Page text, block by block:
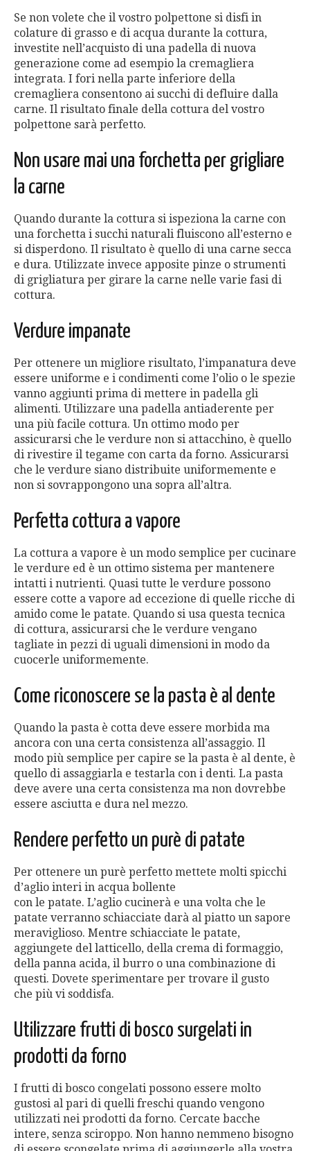
Se non volete che il vostro polpettone si disfi in
colature di grasso e di acqua durante la cottura,
investite nell’acquisto di una padella di nuova
generazione come ad esempio la cremagliera
integrata. I fori nella parte inferiore della
cremagliera consentono ai succhi di defluire dalla
carne. Il risultato finale della cottura del vostro
polpettone sarà perfetto.
Non usare mai una forchetta per grigliare
la carne
Quando durante la cottura si ispeziona la carne con
una forchetta i succhi naturali fluiscono all’esterno e
si disperdono. Il risultato è quello di una carne secca
e dura. Utilizzate invece apposite pinze o strumenti
di grigliatura per girare la carne nelle varie fasi di
cottura.
Verdure impanate
Per ottenere un migliore risultato, l’impanatura deve
essere uniforme e i condimenti come l’olio o le spezie
vanno aggiunti prima di mettere in padella gli
alimenti. Utilizzare una padella antiaderente per
una più facile cottura. Un ottimo modo per
assicurarsi che le verdure non si attacchino, è quello
di rivestire il tegame con carta da forno. Assicurarsi
che le verdure siano distribuite uniformemente e
non si sovrappongono una sopra all’altra.
Perfetta cottura a vapore
La cottura a vapore è un modo semplice per cucinare
le verdure ed è un ottimo sistema per mantenere
intatti i nutrienti. Quasi tutte le verdure possono
essere cotte a vapore ad eccezione di quelle ricche di
amido come le patate. Quando si usa questa tecnica
di cottura, assicurarsi che le verdure vengano
tagliate in pezzi di uguali dimensioni in modo da
cuocerle uniformemente.
Come riconoscere se la pasta è al dente
Quando la pasta è cotta deve essere morbida ma
ancora con una certa consistenza all’assaggio. Il
modo più semplice per capire se la pasta è al dente, è
quello di assaggiarla e testarla con i denti. La pasta
deve avere una certa consistenza ma non dovrebbe
essere asciutta e dura nel mezzo.
Rendere perfetto un purè di patate
Per ottenere un purè perfetto mettete molti spicchi
d’aglio interi in acqua bollente
con le patate. L’aglio cucinerà e una volta che le
patate verranno schiacciate darà al piatto un sapore
meraviglioso. Mentre schiacciate le patate,
aggiungete del latticello, della crema di formaggio,
della panna acida, il burro o una combinazione di
questi. Dovete sperimentare per trovare il gusto
che più vi soddisfa.
Utilizzare frutti di bosco surgelati in
prodotti da forno
I frutti di bosco congelati possono essere molto
gustosi al pari di quelli freschi quando vengono
utilizzati nei prodotti da forno. Cercate bacche
intere, senza sciroppo. Non hanno nemmeno bisogno